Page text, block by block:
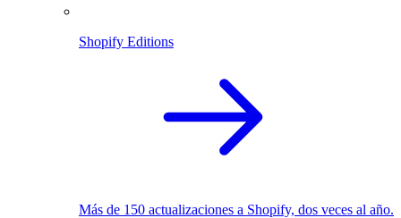
Shopify Editions
Más de 150 actualizaciones a Shopify, dos veces al año.